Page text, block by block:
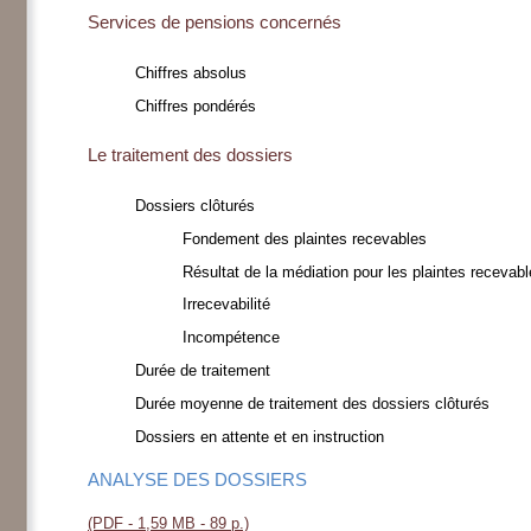
Services de pensions concernés
Chiffres absolus
Chiffres pondérés
Le traitement des dossiers
Dossiers clôturés
Fondement des plaintes recevables
Résultat de la médiation pour les plaintes
Irrecevabilité
Incompétence
Durée de traitement
Durée moyenne de traitement des dossiers clôturés
Dossiers en attente et en instruction
ANALYSE DES DOSSIERS
(PDF - 1,59 MB - 89 p.)